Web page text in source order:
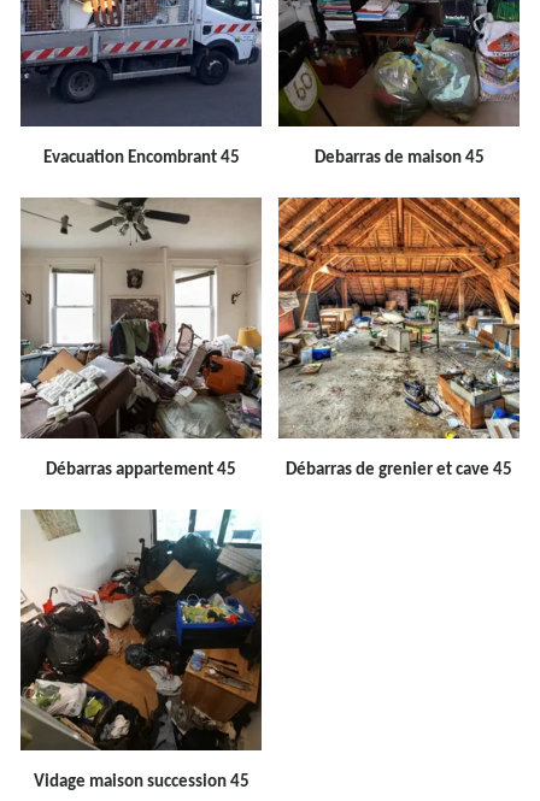
Evacuation Encombrant 45 Debarras de maison 45
Débarras appartement 45 Débarras de grenier et cave 45
Vidage maison succession 45